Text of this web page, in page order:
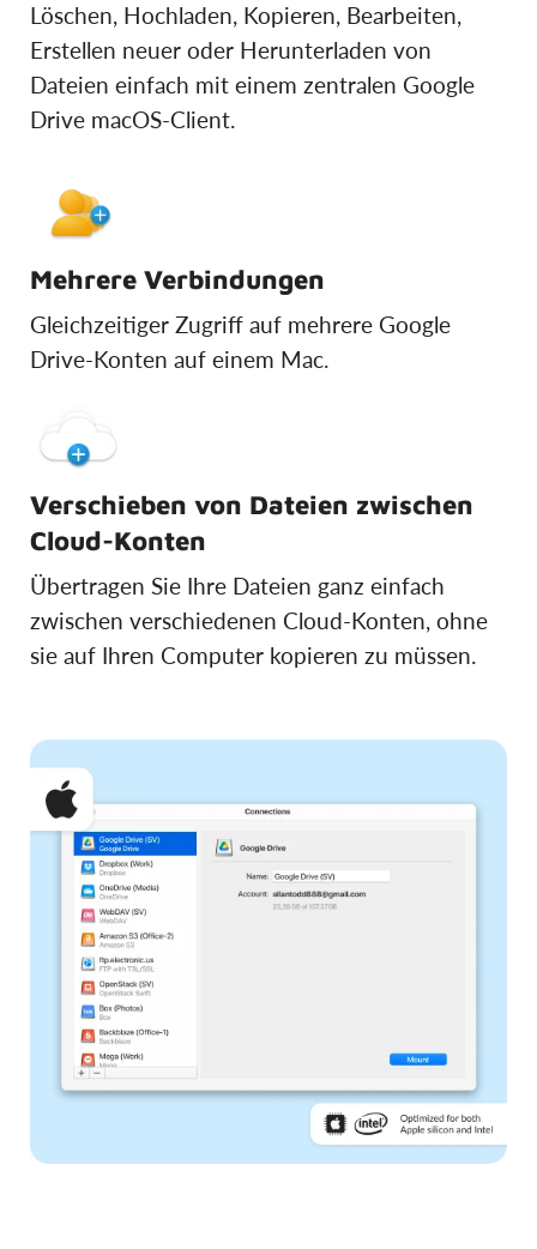
Löschen, Hochladen, Kopieren, Bearbeiten,
Erstellen neuer oder Herunterladen von
Dateien einfach mit einem zentralen Google
Drive macOS-Client.
Mehrere Verbindungen
Gleichzeitiger Zugriff auf mehrere Google
Drive-Konten auf einem Mac.
Verschieben von Dateien zwischen
Cloud-Konten
Übertragen Sie Ihre Dateien ganz einfach
zwischen verschiedenen Cloud-Konten, ohne
sie auf Ihren Computer kopieren zu müssen.